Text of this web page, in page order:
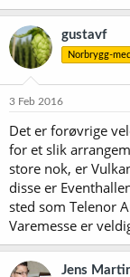
gustavf
Norbrygg-
3 Feb 2016
Det er forøvrige
for et slik
store nok, er
disse er
sted som Telenor
Varemesse er
Jens